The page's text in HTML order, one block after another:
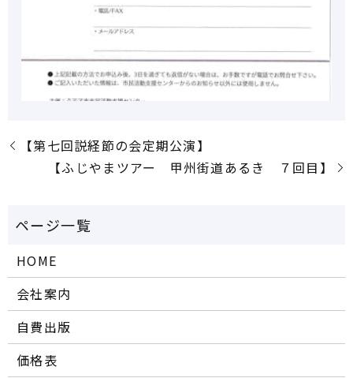
【第七回説経節の会定期公演】
【ふじやまツアー 甲州街道あるき ７回目】
HOME
会社案内
自費出版
価格表